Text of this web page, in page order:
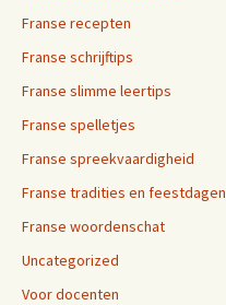
Franse recepten
Franse schrijftips
Franse slimme leertips
Franse spelletjes
Franse spreekvaardigheid
Franse tradities en feestdagen
Franse woordenschat
Uncategorized
Voor docenten